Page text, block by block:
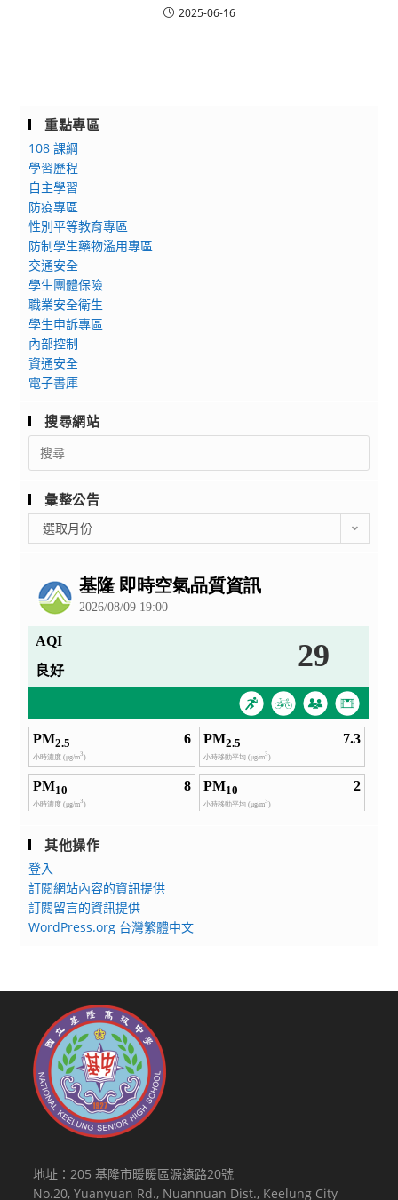
2025-06-16
重點專區
108 課綱
學習歷程
自主學習
防疫專區
性別平等教育專區
防制學生藥物濫用專區
交通安全
學生團體保險
職業安全衛生
學生申訴專區
內部控制
資通安全
電子書庫
搜尋網站
Search
for:
彙整公告
整
選取月份
其他操作
登入
訂閱網站內容的資訊提供
訂閱留言的資訊提供
WordPress.org 台灣繁體中文
地址：205 基隆市暖暖區源遠路20號
No.20, Yuanyuan Rd., Nuannuan Dist., Keelung City